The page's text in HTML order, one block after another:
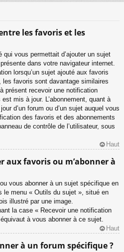
les favoris et les
vous permettait d’ajouter un sujet
dans votre navigateur internet.
lorsqu’un sujet ajouté aux favoris
favoris sont davantage similaires
présent recevoir une notification
mis à jour. L’abonnement, quant à
d’un forum ou d’un sujet auquel vous
des favoris et des abonnements
de contrôle de l’utilisateur, sous
Haut
aux favoris ou m’abonner à
vous abonner à un sujet spécifique en
le menu « Outils du sujet », situé en
illustré par une image.
la case « Recevoir une notification
à vous abonner à ce sujet.
Haut
à un forum spécifique ?